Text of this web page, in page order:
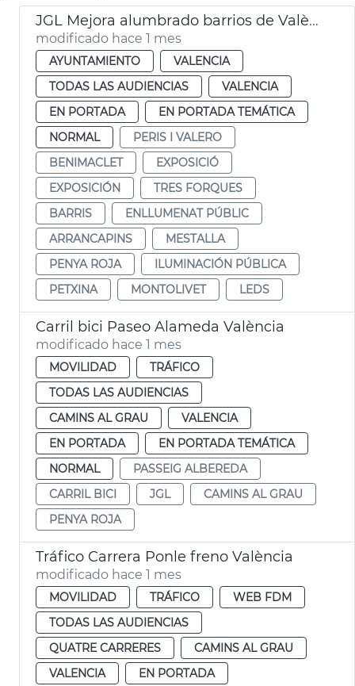
JGL Mejora alumbrado barrios de València
modificado hace 1 mes
AYUNTAMIENTO
VALENCIA
TODAS LAS AUDIENCIAS
VALENCIA
EN PORTADA
EN PORTADA TEMÁTICA
NORMAL
PERIS I VALERO
BENIMACLET
EXPOSICIÓ
EXPOSICIÓN
TRES FORQUES
BARRIS
ENLLUMENAT PÚBLIC
ARRANCAPINS
MESTALLA
PENYA ROJA
ILUMINACIÓN PÚBLICA
PETXINA
MONTOLIVET LEDS
Carril bici Paseo Alameda València
modificado hace 1 mes
MOVILIDAD
TRÁFICO
TODAS LAS AUDIENCIAS
CAMINS AL GRAU
VALENCIA
EN PORTADA
EN PORTADA TEMÁTICA
NORMAL
PASSEIG ALBEREDA
CARRIL BICI
JGL
CAMINS AL GRAU
PENYA ROJA
Tráfico Carrera Ponle freno València
modificado hace 1 mes
MOVILIDAD TRÁFICO
WEB FDM
TODAS LAS AUDIENCIAS
QUATRE CARRERES
CAMINS AL GRAU
VALENCIA
EN PORTADA